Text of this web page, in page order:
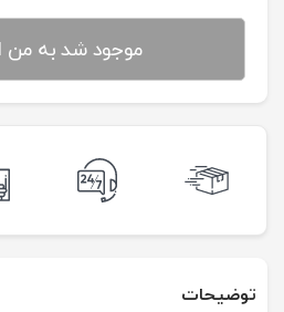
موجود شد به من
توضیحات